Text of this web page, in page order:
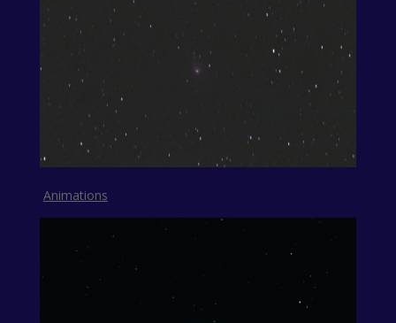
Animations